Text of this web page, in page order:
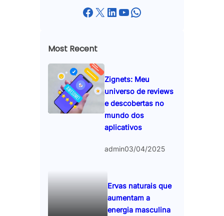
Facebook X LinkedIn YouTube WhatsApp
Most Recent
Zignets: Meu
universo de reviews
e descobertas no
mundo dos
aplicativos
admin03/04/2025
Ervas naturais que
aumentam a
energia masculina